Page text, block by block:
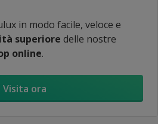
in modo facile, veloce e
superiore delle nostre
online.
Visita ora